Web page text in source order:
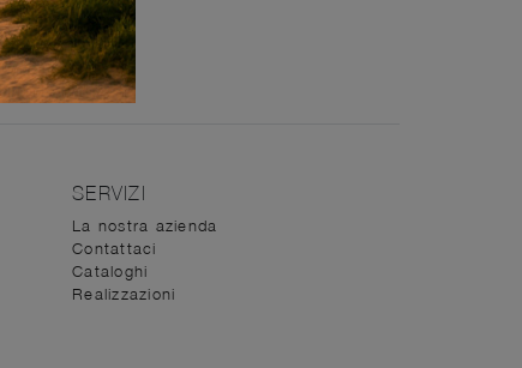
SERVIZI
La nostra azienda
Contattaci
Cataloghi
Realizzazioni